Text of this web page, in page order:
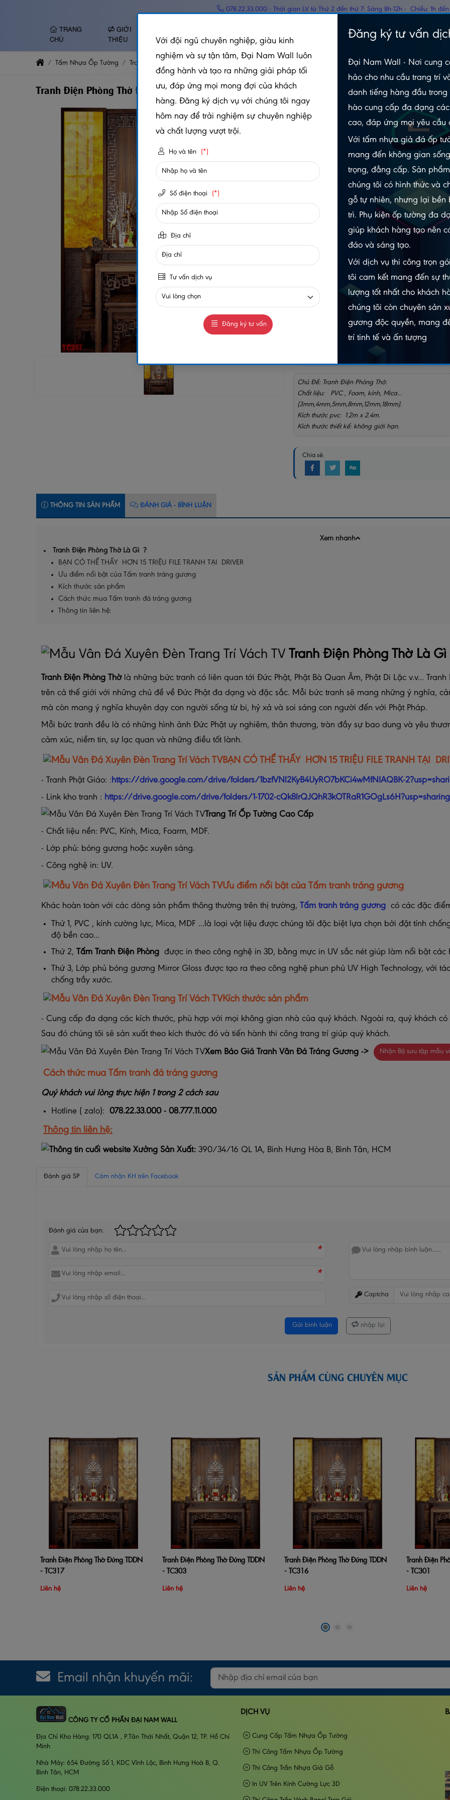
078.22.33.000 - Thời gian LV từ Thứ 2 đến thứ 7: Sáng 8h-12h - Chiều: 1h
TRANG
CHỦ
GIỚI
THIỆU
TƯỜNG
NHIỆT
Tấm Nhựa Ốp Tường Tranh Tráng Gương Tranh Điện Phòng Thờ Đứng TDDN - TC267
Tranh Điện Phòng Thờ Đứng TDDN - TC267
TRANH ĐIỆN PHÒNG THỜ
5.0/5 (1 đánh giá) | 0 đã bán
Mã sản phẩm: TDDN - TC267
Xem thêm thuộc tính sản phẩm
Trạng thái: Còn hàng
Số lần xem:
-
Chat Zalo
0984032156
Gọi
GIAO HÀNG COD TOÀN QUỐC
Chủ Đề: Tranh Điện Phòng Thờ.
Chất liệu: PVC , Foam, kính, Mica...
(3mm,4mm,5mm,8mm,12mm,18mm).
Kích thước pvc: 1.2m x 2.4m.
Kích thước thiết kế: không giới hạn.
Chia sẻ:
THÔNG TIN SẢN PHẨM ĐÁNH GIÁ - BÌNH LUẬN
Xem nhanh
Tranh Điện Phòng Thờ Là Gì ?
BẠN CÓ THỂ THẤY HƠN 15 TRIỆU FILE TRANH TẠI DRIVER
Ưu điểm nổi bật của Tấm tranh tráng gương
Kích thước sản phẩm
Cách thức mua Tấm tranh đá tráng gương
Thông tin liên hệ:
Tranh Điện Phòng Thờ Là Gì
Tranh Điện Phòng Thờlà những bức tranh có liên quan tới Đức Phật, Phật Bà Quan Âm, Phật Di Lặc v.v...
trên cả thế giới với những chủ đề về Đức Phật đa dạng và đặc sắc. Mỗi bức tranh sẽ mang những ý nghĩa,
mà còn mang ý nghĩa khuyên dạy con người sống từ bi, hỷ xả và soi sáng con người đến với Phật Pháp.
Mỗi bức tranh đều là có những hình ảnh Đức Phật uy nghiêm, thân thương, tràn đầy sự bao dung và yêu
cảm xúc, niềm tin, sự lạc quan và những điều tốt lành.
BẠN CÓ THỂ THẤY HƠN 15 TRIỆU FILE TRANH TẠI
- Tranh Phật Giáo: :https://drive.google.com/drive/folders/1bzfVNl2KyB4UyRO7bKCi4wMfNIAQBK-
- Link kho tranh : https://drive.google.com/drive/folders/1-1702-cQk8lrQJQhR3kOTRaR1GOgLs6H?usp=sharing
Trang Trí Ốp Tường Cao Cấp
- Chất liệu nền: PVC, Kính, Mica, Foarm, MDF.
- Lớp phủ: bóng gương hoặc xuyên sáng.
- Công nghệ in: UV.
Ưu điểm nổi bật của Tấm tranh tráng gương
Khác hoàn toàn với các dòng sản phẩm thông thường trên thị trường, Tấm tranh tráng gương có các đặc
Thứ 1, PVC , kính cường lực, Mica, MDF ...là loại vật liệu được chúng tôi đặc biệt lựa chọn bởi đặt tính
độ bền cao...
Thứ 2, Tấm Tranh Điện Phòng được in theo công nghệ in 3D, bằng mực in UV sắc nét giúp làm nổi bật các
Thứ 3, Lớp phủ bóng gương Mirror Gloss được tạo ra theo công nghệ phun phủ UV High Technology, với
chống trầy xước.
Kích thước sản phẩm
- Cung cấp đa dạng các kích thước, phù hợp với mọi không gian nhà của quý khách. Ngoài ra, quý khách
Sau đó chúng tôi sẽ sản xuất theo kích thước đó và tiến hành thi công trang trí giúp quý khách.
Xem Báo Giá Tranh Vân Đá Tráng Gương ->
Nhận Bộ sưu tập mẫu
Cách thức mua Tấm tranh đá tráng gương
Quý khách vui lòng thực hiện 1 trong 2 cách sau
Hotline ( zalo):
078.22.33.000 - 08.777.11.000
Thông tin liên hệ:
Xưởng Sản Xuất: 390/34/16 QL 1A, Bình Hưng Hòa B, Bình Tân, HCM
Đánh giá SP Cảm nhận KH trên Facebook
Đánh giá của bạn:
*
*
Captcha
Gửi bình luận nhập lại
SẢN PHẨM CÙNG CHUYÊN MỤC
Thêm vào giỏ hàng Xem nhanh
Tranh Điện Phòng Thờ Đứng TDDN
- TC317
Liên hệ
Thêm vào giỏ hàng Xem nhanh
Tranh Điện Phòng Thờ Đứng TDDN
- TC303
Liên hệ
Thêm vào giỏ hàng Xem nhanh
Tranh Điện Phòng Thờ Đứng TDDN
- TC316
Liên hệ
Thêm vào giỏ
Tranh Điện
- TC301
Liên hệ
Email nhận khuyến mãi:
CÔNG TY CỔ PHẦN ĐẠI NAM WALL
Địa Chỉ Kho Hàng: 170 QL1A , P.Tân Thới Nhất, Quận 12, TP. Hồ Chí
Minh
Nhà Máy: 654 Đường Số 1, KDC Vĩnh Lộc, Bình Hưng Hoà B, Q.
Bình Tân, HCM
Điện thoại: 078.22.33.000
DỊCH VỤ
Cung Cấp Tấm Nhựa Ốp Tường
Thi Công Tấm Nhựa Ốp Tường
Thi Công Trần Nhựa Giả Gỗ
In UV Trên Kính Cường Lực 3D
Đăng ký tư vấn
Đại Nam Wall - Nơi cung
hảo cho nhu cầu trang trí
danh tiếng hàng đầu
hào cung cấp đa dạng
cao, đáp ứng mọi yêu cầu
Với tấm nhựa giả đá ốp
mang đến không gian
trọng, đẳng cấp. Sản
chúng tôi có hình thức và
gỗ tự nhiên, nhưng lại bền
trì. Phụ kiện ốp tường đa
giúp khách hàng tạo nên
đáo và sáng tạo.
Với dịch vụ thi công trọn
tôi cam kết mang đến sự
lượng tốt nhất cho khách
chúng tôi còn chuyên sản
gương độc quyền, mang
trí tinh tế và ấn tượng
Với đội ngũ chuyên nghiệp, giàu kinh
nghiệm và sự tận tâm, Đại Nam Wall luôn
đồng hành và tạo ra những giải pháp tối
ưu, đáp ứng mọi mong đợi của khách
hàng. Đăng ký dịch vụ với chúng tôi ngay
hôm nay để trải nghiệm sự chuyên nghiệp
và chất lượng vượt trội.
Họ và tên (*)
Số điện thoại (*)
Địa chỉ
Tư vấn dịch vụ
Đăng ký tư vấn